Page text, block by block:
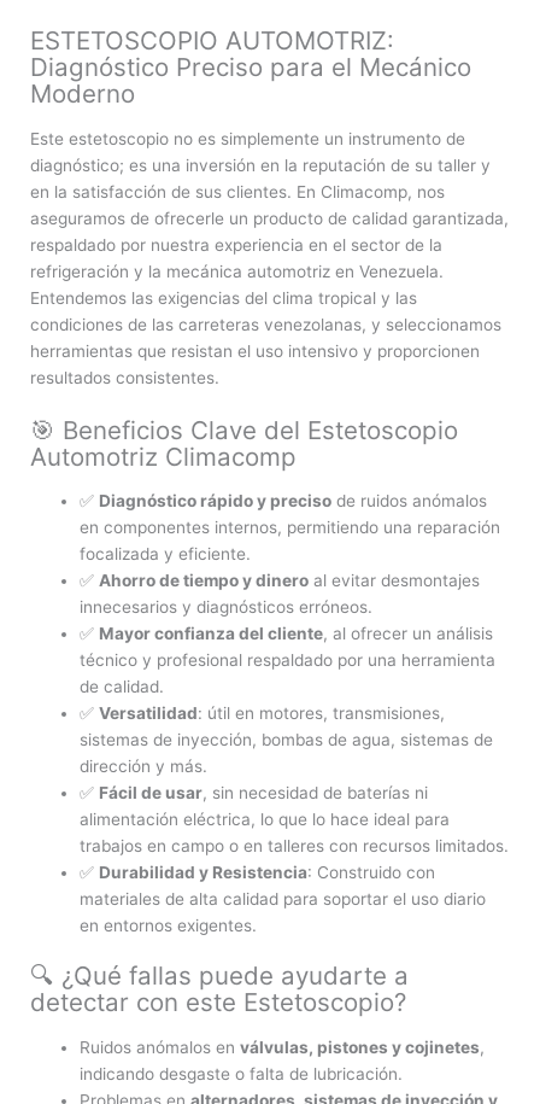
ESTETOSCOPIO AUTOMOTRIZ:
Diagnóstico Preciso para el Mecánico
Moderno
Este estetoscopio no es simplemente un instrumento de
diagnóstico; es una inversión en la reputación de su taller y
en la satisfacción de sus clientes. En Climacomp, nos
aseguramos de ofrecerle un producto de calidad garantizada,
respaldado por nuestra experiencia en el sector de la
refrigeración y la mecánica automotriz en Venezuela.
Entendemos las exigencias del clima tropical y las
condiciones de las carreteras venezolanas, y seleccionamos
herramientas que resistan el uso intensivo y proporcionen
resultados consistentes.
🎯 Beneficios Clave del Estetoscopio
Automotriz Climacomp
✅ Diagnóstico rápido y preciso de ruidos anómalos
en componentes internos, permitiendo una reparación
focalizada y eficiente.
✅ Ahorro de tiempo y dinero al evitar desmontajes
innecesarios y diagnósticos erróneos.
✅ Mayor confianza del cliente, al ofrecer un análisis
técnico y profesional respaldado por una herramienta
de calidad.
✅Versatilidad: útil en motores, transmisiones,
sistemas de inyección, bombas de agua, sistemas de
dirección y más.
✅ Fácil de usar, sin necesidad de baterías ni
alimentación eléctrica, lo que lo hace ideal para
trabajos en campo o en talleres con recursos limitados.
✅ Durabilidad y Resistencia: Construido con
materiales de alta calidad para soportar el uso diario
en entornos exigentes.
🔍 ¿Qué fallas puede ayudarte a
detectar con este Estetoscopio?
Ruidos anómalos enválvulas, pistones y cojinetes,
indicando desgaste o falta de lubricación.